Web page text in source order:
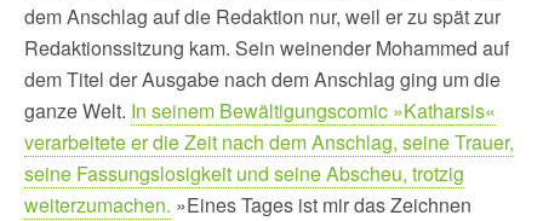
dem Anschlag auf die Redaktion nur, weil er zu spät zur
Redaktionssitzung kam. Sein weinender Mohammed auf
dem Titel der Ausgabe nach dem Anschlag ging um die
ganze Welt. In seinem Bewältigungscomic »Katharsis«
verarbeitete er die Zeit nach dem Anschlag, seine Trauer,
seine Fassungslosigkeit und seine Abscheu, trotzig
weiterzumachen. »Eines Tages ist mir das Zeichnen